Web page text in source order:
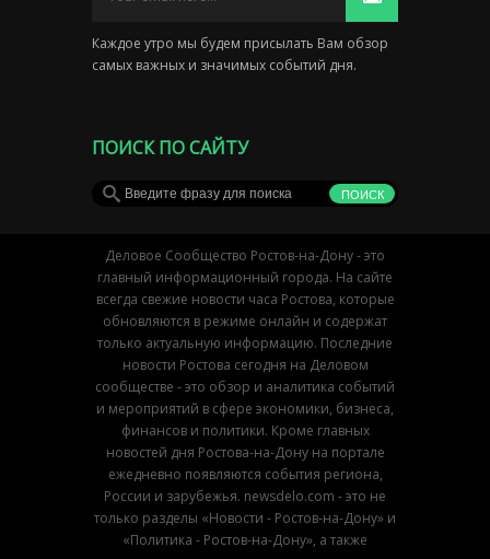
Каждое утро мы будем присылать Вам обзор
самых важных и значимых событий дня.
ПОИСК ПО САЙТУ
Деловое Сообщество Ростов-на-Дону - это
главный информационный города. На сайте
всегда свежие новости часа Ростова, которые
обновляются в режиме онлайн и содержат
только актуальную информацию. Последние
новости Ростова сегодня на Деловом
сообществе - это обзор и аналитика событий
и мероприятий в сфере экономики, бизнеса,
финансов и политики. Кроме главных
новостей дня Ростова-на-Дону на портале
ежедневно появляются события региона,
России и зарубежья. newsdelo.com - это не
только разделы «Новости - Ростов-на-Дону» и
«Политика - Ростов-на-Дону», а также